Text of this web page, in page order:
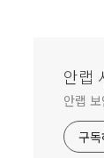
안랩
안랩
구독